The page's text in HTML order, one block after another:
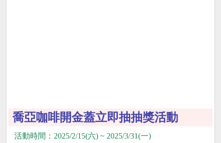
喬亞咖啡開金蓋立即抽抽獎活動
活動時間：2025/2/15(六) ~ 2025/3/31(一)